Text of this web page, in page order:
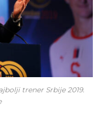
trener Srbije 2019.